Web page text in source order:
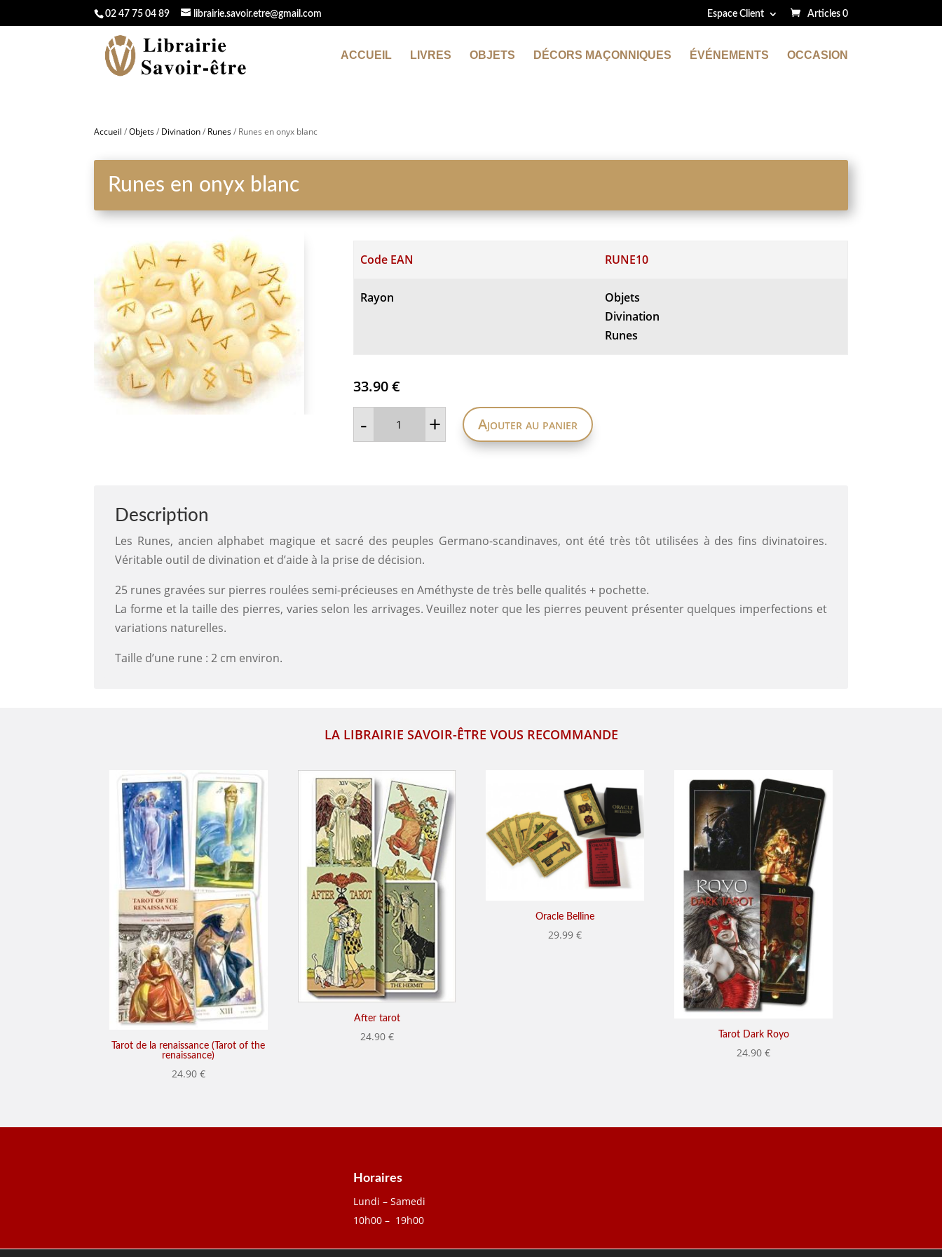
02 47 75 04 89 librairie.savoir.etre@gmail.com Espace Client Articles 0
ACCUEIL LIVRES OBJETS DÉCORS MAÇONNIQUES ÉVÉNEMENTS OCCASION
Accueil /Objets/ Divination/ Runes/ Runes en onyx blanc
Runes en onyx blanc
Code EAN RUNE10
Rayon
Objets
Divination
Runes
33.90€
- quantité
en
+ Ajouter au panier
Description
Les Runes, ancien alphabet magique et sacré des peuples Germano-scandinaves, ont été très tôt utilisées à des fins divinatoires.
Véritable outil de divination et d’aide à la prise de décision.
25 runes gravées sur pierres roulées semi-précieuses en Améthyste de très belle qualités + pochette.
La forme et la taille des pierres, varies selon les arrivages. Veuillez noter que les pierres peuvent présenter quelques imperfections et
variations naturelles.
Taille d’une rune : 2 cm environ.
LA LIBRAIRIE SAVOIR-ÊTRE VOUS RECOMMANDE
Tarot de la renaissance (Tarot of the
renaissance)
24.90 €
After tarot
24.90 €
Oracle Belline
29.99€
Tarot Dark Royo
24.90€
Horaires
Lundi – Samedi
10h00 – 19h00